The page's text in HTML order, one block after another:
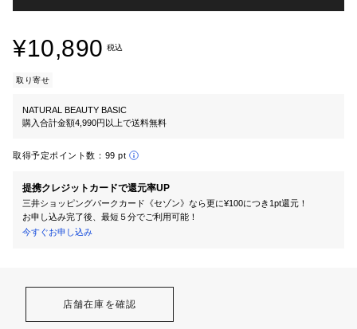
¥10,890 税込
取り寄せ
NATURAL BEAUTY BASIC
購入合計金額4,990円以上で送料無料
取得予定ポイント数： 99 pt
提携クレジットカードで還元率UP
三井ショッピングパークカード《セゾン》なら更に¥100につき1pt還元！
お申し込み完了後、最短５分でご利用可能！
今すぐお申し込み
店舗在庫を確認